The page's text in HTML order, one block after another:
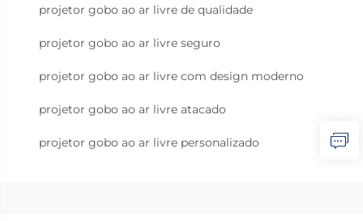
projetor gobo ao ar livre de qualidade
projetor gobo ao ar livre seguro
projetor gobo ao ar livre com design moderno
projetor gobo ao ar livre atacado
projetor gobo ao ar livre personalizado